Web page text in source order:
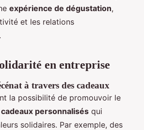
expérience de dégustation,
et les relations
en entreprise
à travers des cadeaux
la possibilité de promouvoir le
cadeaux personnalisés qui
solidaires. Par exemple, des